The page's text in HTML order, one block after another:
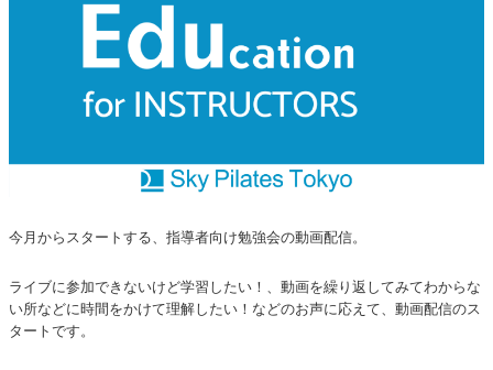
今月からスタートする、指導者向け勉強会の動画配信。
ライブに参加できないけど学習したい！、動画を繰り返してみてわからな
い所などに時間をかけて理解したい！などのお声に応えて、動画配信のス
タートです。